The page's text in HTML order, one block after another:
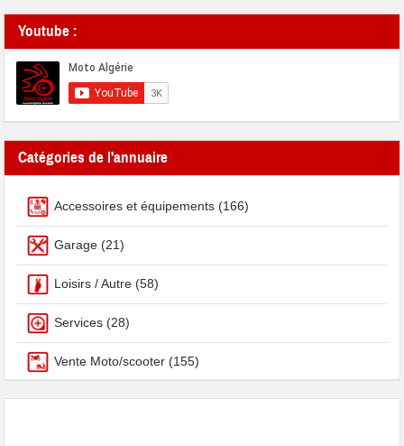
Youtube :
Catégories de l'annuaire
Accessoires et équipements (166)
Garage (21)
Loisirs / Autre (58)
Services (28)
Vente Moto/scooter (155)